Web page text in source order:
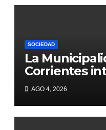
SOCIEDAD
La
Corrientes
obras 1.200
de Malvinas
AGO 4, 2026